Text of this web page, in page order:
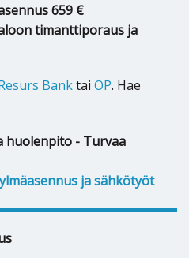
659 €
timanttiporaus ja
Banktai OP. Hae
huolenpito - Turvaa
ja sähkötyöt